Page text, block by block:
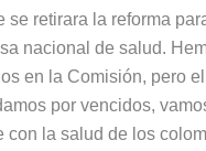
se retirara la reforma
nacional de salud.
en la Comisión, pero
por vencidos,
con la salud de los